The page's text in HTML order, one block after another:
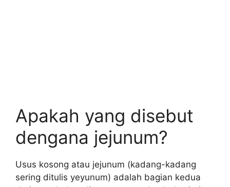
Apakah yang disebut
dengana jejunum?
Usus kosong atau jejunum (kadang-kadang
sering ditulis yeyunum) adalah bagian kedua